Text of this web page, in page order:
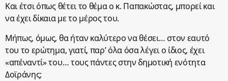
Και έτσι όπως θέτει το θέμα ο κ. Παπακώστας, μπορεί και
να έχει δίκαια με το μέρος του.
Μήπως, όμως, θα ήταν καλύτερο να θέσει… στον εαυτό
του το ερώτημα, γιατί, παρ’ όλα όσα λέγει ο ίδιος, έχει
«απέναντί» του… τους πάντες στην δημοτική ενότητα
Δοϊράνης;